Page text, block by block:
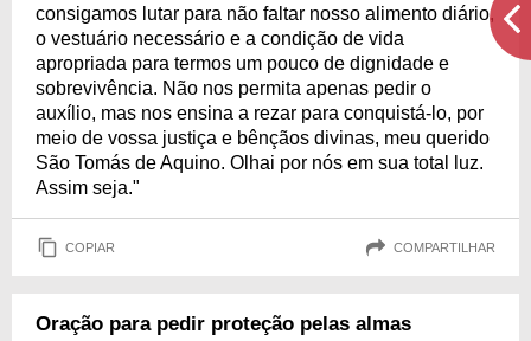
consigamos lutar para não faltar nosso alimento diário,
o vestuário necessário e a condição de vida
apropriada para termos um pouco de dignidade e
sobrevivência. Não nos permita apenas pedir o
auxílio, mas nos ensina a rezar para conquistá-lo, por
meio de vossa justiça e bênçãos divinas, meu querido
São Tomás de Aquino. Olhai por nós em sua total luz.
Assim seja."
COPIAR COMPARTILHAR
Oração para pedir proteção pelas almas